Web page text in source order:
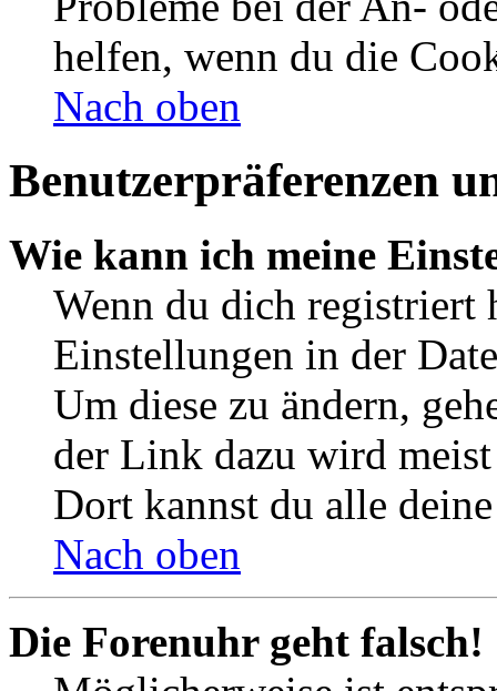
helfen, wenn du die
Nach oben
Benutzerpräferenzen
Wie kann ich meine
Wenn du dich registriert
Einstellungen in der
Um diese zu ändern,
der Link dazu wird
Dort kannst du alle
Nach oben
Die Forenuhr geht falsch!